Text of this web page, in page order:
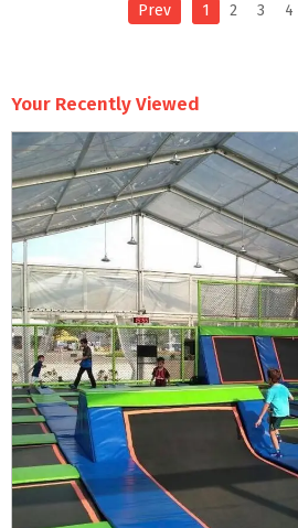
Prev 1 2 3 4
Your Recently Viewed